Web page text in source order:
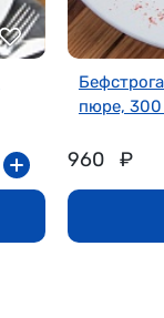
пюре, 300
960 ₽